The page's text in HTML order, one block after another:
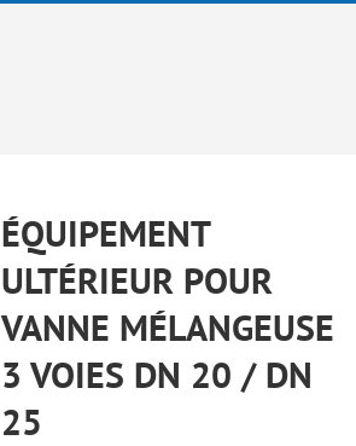
ÉQUIPEMENT
ULTÉRIEUR POUR
VANNE MÉLANGEUSE
3 VOIES DN 20 / DN
25